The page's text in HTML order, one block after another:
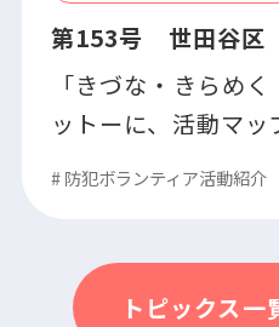
第153号 世田谷区
「きづな・きらめ
ットーに、活動マ
安心”を届けています
#防犯ボランティア活動紹介
トピックス一